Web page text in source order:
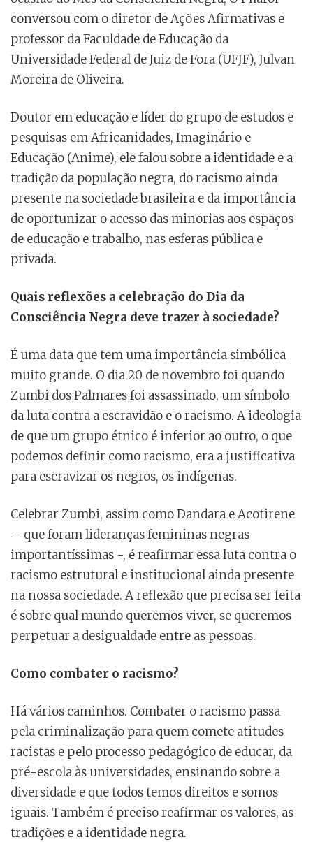
conversou com o diretor de Ações Afirmativas e
professor da Faculdade de Educação da
Universidade Federal de Juiz de Fora (UFJF), Julvan
Moreira de Oliveira.
Doutor em educação e líder do grupo de estudos e
pesquisas em Africanidades, Imaginário e
Educação (Anime), ele falou sobre a identidade e a
tradição da população negra, do racismo ainda
presente na sociedade brasileira e da importância
de oportunizar o acesso das minorias aos espaços
de educação e trabalho, nas esferas pública e
privada.
Quais reflexões a celebração do Dia da
Consciência Negra deve trazer à sociedade?
É uma data que tem uma importância simbólica
muito grande. O dia 20 de novembro foi quando
Zumbi dos Palmares foi assassinado, um símbolo
da luta contra a escravidão e o racismo. A ideologia
de que um grupo étnico é inferior ao outro, o que
podemos definir como racismo, era a justificativa
para escravizar os negros, os indígenas.
Celebrar Zumbi, assim como Dandara e Acotirene
– que foram lideranças femininas negras
importantíssimas -, é reafirmar essa luta contra o
racismo estrutural e institucional ainda presente
na nossa sociedade. A reflexão que precisa ser feita
é sobre qual mundo queremos viver, se queremos
perpetuar a desigualdade entre as pessoas.
Como combater o racismo?
Há vários caminhos. Combater o racismo passa
pela criminalização para quem comete atitudes
racistas e pelo processo pedagógico de educar, da
pré-escola às universidades, ensinando sobre a
diversidade e que todos temos direitos e somos
iguais. Também é preciso reafirmar os valores, as
tradições e a identidade negra.